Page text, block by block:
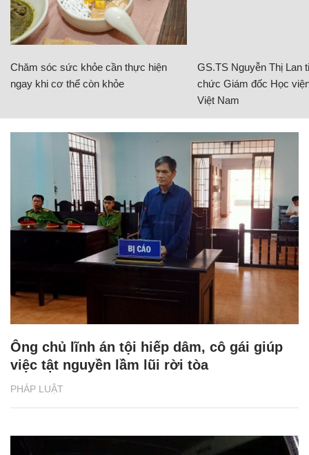
Chăm sóc sức khỏe cần thực hiện
ngay khi cơ thể còn khỏe
GS.TS Nguyễn Thị Lan
chức Giám đốc Học
Việt Nam
PHÁP LUẬT
Ông chủ lĩnh án tội hiếp dâm, cô gái giúp
việc tật nguyền lầm lũi rời tòa